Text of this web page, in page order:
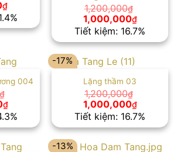
₫Giá
hiện
tại
là:
1,100,000₫.
1,200,000₫
Giá
gốc
là:
1,200,000₫.
1,000,000₫Giá
hiện
tại
là:
Tiết kiệm: 16.7%
004
₫Giá
hiện
tại
là:
1,200,000₫.
-17%
Lặng thầm 03
1,200,000₫
Giá
gốc
là:
1,200,000₫.
1,000,000₫Giá
hiện
tại
là:
Tiết kiệm: 16.7%
-13%